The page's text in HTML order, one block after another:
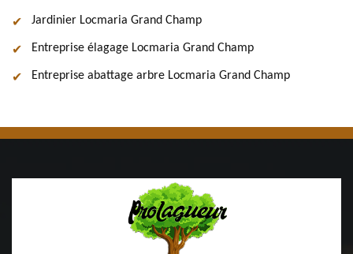
Jardinier Locmaria Grand Champ
Entreprise élagage Locmaria Grand Champ
Entreprise abattage arbre Locmaria Grand Champ